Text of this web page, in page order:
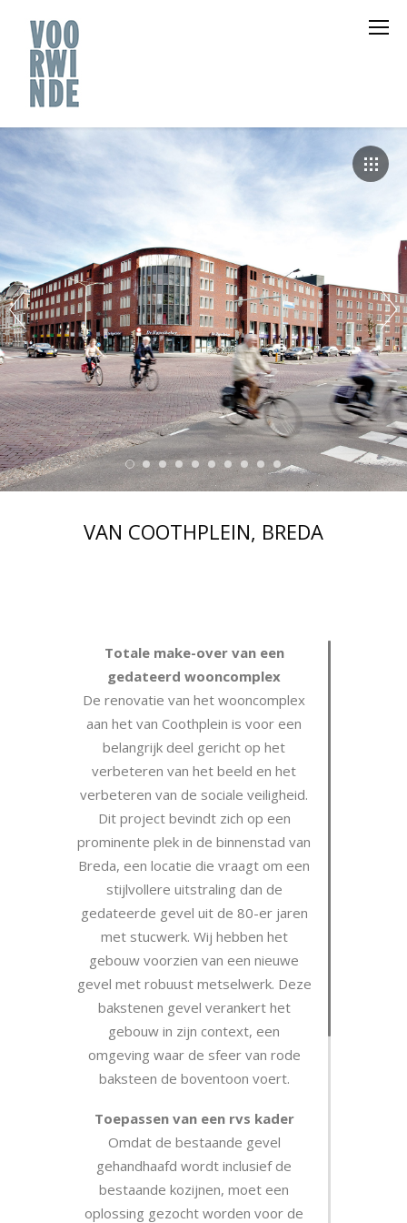
VAN COOTHPLEIN, BREDA
Totale make-over van een
gedateerd wooncomplex
De renovatie van het wooncomplex
aan het van Coothplein is voor een
belangrijk deel gericht op het
verbeteren van het beeld en het
verbeteren van de sociale veiligheid.
Dit project bevindt zich op een
prominente plek in de binnenstad van
Breda, een locatie die vraagt om een
stijlvollere uitstraling dan de
gedateerde gevel uit de 80-er jaren
met stucwerk. Wij hebben het
gebouw voorzien van een nieuwe
gevel met robuust metselwerk. Deze
bakstenen gevel verankert het
gebouw in zijn context, een
omgeving waar de sfeer van rode
baksteen de boventoon voert.
Toepassen van een rvs kader
Omdat de bestaande gevel
gehandhaafd wordt inclusief de
bestaande kozijnen, moet een
oplossing gezocht worden voor de